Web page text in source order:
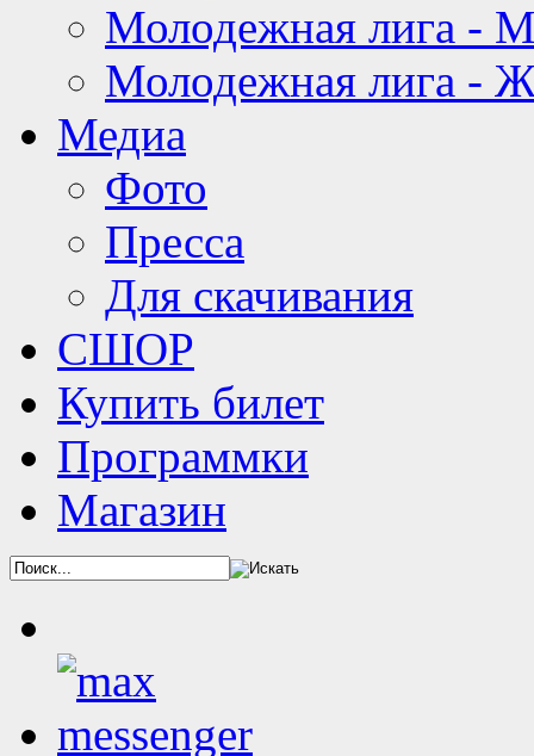
Молодежная лига -
Молодежная лига -
Медиа
Фото
Пресса
Для скачивания
СШОР
Купить билет
Программки
Магазин